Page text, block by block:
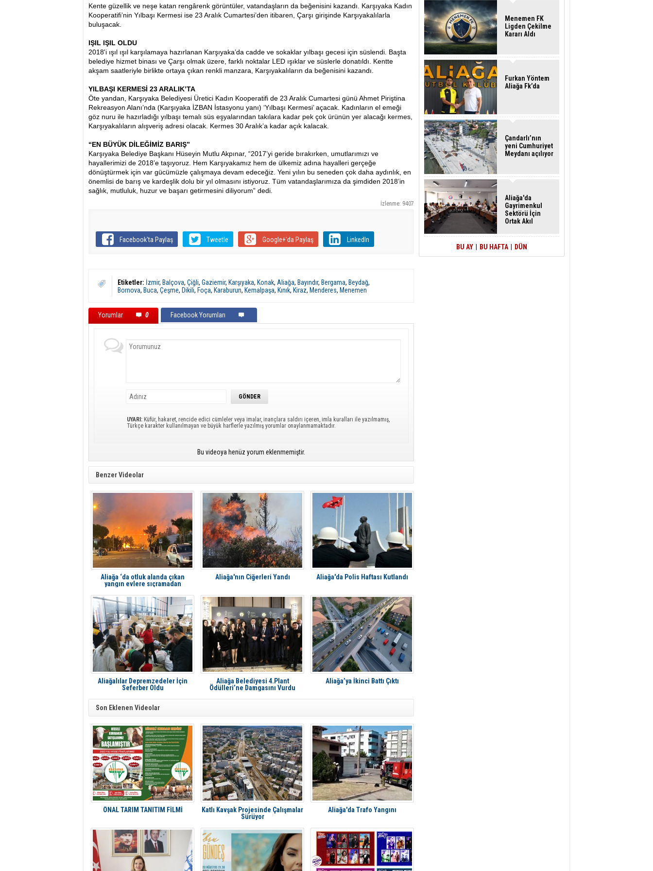
Kente güzellik ve neşe katan rengârenk görüntüler, vatandaşların da beğenisini kazandı. Karşıyaka Kadın
Kooperatifi’nin Yılbaşı Kermesi ise 23 Aralık Cumartesi’den itibaren, Çarşı girişinde Karşıyakalılarla
buluşacak.
IŞIL IŞIL OLDU
2018'i ışıl ışıl karşılamaya hazırlanan Karşıyaka’da cadde ve sokaklar yılbaşı gecesi için süslendi. Başta
belediye hizmet binası ve Çarşı olmak üzere, farklı noktalar LED ışıklar ve süslerle donatıldı. Kentte
akşam saatleriyle birlikte ortaya çıkan renkli manzara, Karşıyakalıların da beğenisini kazandı.
YILBAŞI KERMESİ 23 ARALIK’TA
Öte yandan, Karşıyaka Belediyesi Üretici Kadın Kooperatifi de 23 Aralık Cumartesi günü Ahmet Piriştina
Rekreasyon Alanı’nda (Karşıyaka İZBAN İstasyonu yanı) ‘Yılbaşı Kermesi’ açacak. Kadınların el emeği
göz nuru ile hazırladığı yılbaşı temalı süs eşyalarından takılara kadar pek çok ürünün yer alacağı kermes,
Karşıyakalıların alışveriş adresi olacak. Kermes 30 Aralık’a kadar açık kalacak.
“EN BÜYÜK DİLEĞİMİZ BARIŞ”
Karşıyaka Belediye Başkanı Hüseyin Mutlu Akpınar, “2017’yi geride bırakırken, umutlarımızı ve
hayallerimizi de 2018’e taşıyoruz. Hem Karşıyakamız hem de ülkemiz adına hayalleri gerçeğe
dönüştürmek için var gücümüzle çalışmaya devam edeceğiz. Yeni yılın bu seneden çok daha aydınlık, en
önemlisi de barış ve kardeşlik dolu bir yıl olmasını istiyoruz. Tüm vatandaşlarımıza da şimdiden 2018’in
sağlık, mutluluk, huzur ve başarı getirmesini diliyorum” dedi.
İzlenme: 9407
Facebook'ta Paylaş Tweetle Google+'da Paylaş LinkedIn
Etiketler: İzmir, Balçova, Çiğli, Gaziemir, Karşıyaka, Konak, Aliağa, Bayındır, Bergama, Beydağ,
Bornova, Buca, Çeşme, Dikili, Foça, Karaburun, Kemalpaşa, Kınık, Kiraz, Menderes, Menemen
Yorumlar 0 Facebook Yorumları
UYARI: Küfür, hakaret, rencide edici cümleler veya imalar, inançlara saldırı içeren, imla kuralları ile yazılmamış,
Türkçe karakter kullanılmayan ve büyük harflerle yazılmış yorumlar onaylanmamaktadır.
Bu videoya henüz yorum eklenmemiştir.
Benzer Videolar
Aliağa ‘da otluk alanda çıkan
yangın evlere sıçramadan
Aliağa'nın Ciğerleri Yandı Aliağa'da Polis Haftası Kutlandı
Aliağalılar Depremzedeler İçin
Seferber Oldu
Aliağa Belediyesi 4.Plant
Ödülleri’ne Damgasını Vurdu
Aliağa’ya İkinci Battı Çıktı
Son Eklenen Videolar
ÖNAL TARIM TANITIM FİLMİ
Katlı Kavşak Projesinde Çalışmalar
Sürüyor
Aliağa'da Trafo Yangını
Menemen FK
Ligden Çekilme
Kararı Aldı
Furkan Yöntem
Aliağa Fk’da
Çandarlı’nın
yeni Cumhuriyet
Meydanı açılıyor
Aliağa'da
Gayrimenkul
Sektörü İçin
Ortak Akıl
BU AY BU HAFTA DÜN